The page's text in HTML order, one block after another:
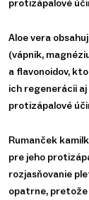
protizápalové
Aloe vera
(vápnik,
a flavonoidov,
ich regenerácii
protizápalové
Rumanček
pre jeho
rozjasňovanie
opatrne, pretože